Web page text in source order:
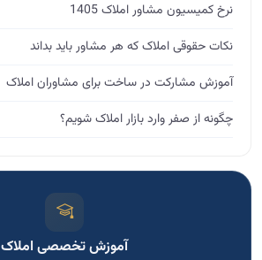
نرخ کمیسیون مشاور املاک 1405
نکات حقوقی املاک که هر مشاور باید بداند
آموزش مشارکت در ساخت برای مشاوران املاک
چگونه از صفر وارد بازار املاک شویم؟
آموزش تخصصی املاک